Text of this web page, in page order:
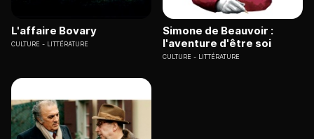
L'affaire Bovary
CULTURE LITTÉRATURE
Simone de Beauvoir :
l'aventure d'être soi
CULTURE LITTÉRATURE